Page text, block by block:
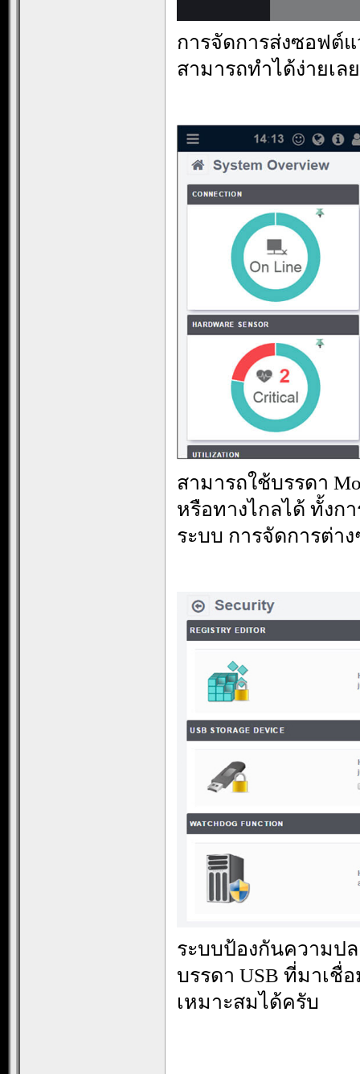
การจัดการส่งซอฟต์
สามารถทำได้ง่ายเล
สามารถใช้บรรดา
หรือทางไกลได้ ทั้งก
ระบบ การจัดการต่า
ระบบป้องกันความป
บรรดา USB ที่มาเ
เหมาะสมได้ครับ